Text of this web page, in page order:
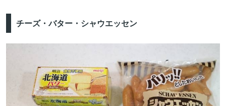
チーズ・バター・シャウエッセン